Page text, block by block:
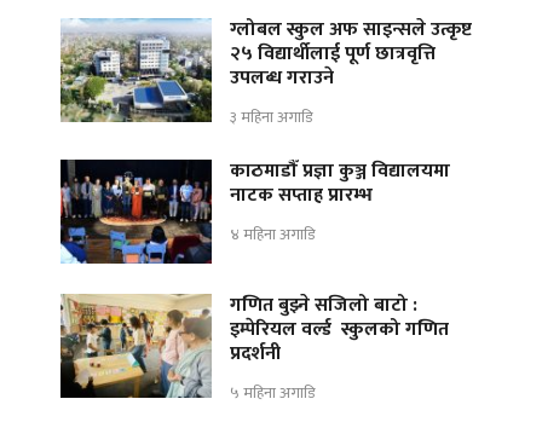
ग्लोबल स्कुल अफ साइन्सले उत्कृष्ट
२५ विद्यार्थीलाई पूर्ण छात्रवृत्ति
उपलब्ध गराउने
३ महिना अगाडि
काठमाडौँ प्रज्ञा कुञ्ज विद्यालयमा
नाटक सप्ताह प्रारम्भ
४ महिना अगाडि
गणित बुझ्ने सजिलो बाटो :
इम्पेरियल वर्ल्ड स्कुलको गणित
प्रदर्शनी
५ महिना अगाडि